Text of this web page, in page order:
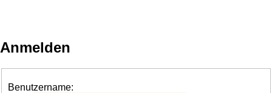
Anmelden
Benutzername: